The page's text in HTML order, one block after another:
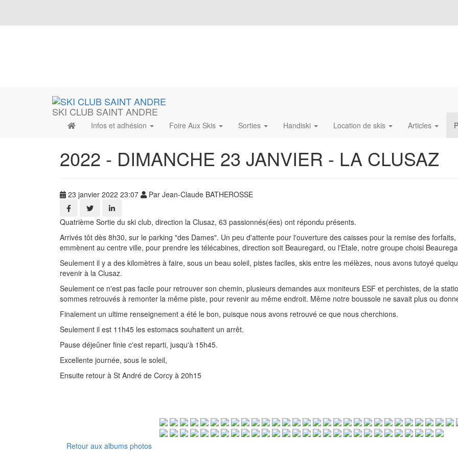
SKI CLUB SAINT ANDRE
Infos et adhésion Foire Aux Skis Sorties Handiski Location de skis Articles
2022 - DIMANCHE 23 JANVIER - LA CLUSAZ
23 janvier 2022 23:07 Par Jean-Claude BATHEROSSE
Quatrième Sortie du ski club, direction la Clusaz, 63 passionnés(ées) ont répondu présents.
Arrivés tôt dès 8h30, sur le parking "des Dames". Un peu d'attente pour l'ouverture des caisses pour la remise des
emmènent au centre ville, pour prendre les télécabines, direction soit Beauregard, ou l'Etale, notre groupe choisi
Seulement il y a des kilomètres à faire, sous un beau soleil, pistes faciles, skis entre les mélèzes, nous avons tutoyé
revenir à la Clusaz.
Seulement ce n'est pas facile pour retrouver son chemin, plusieurs demandes aux moniteurs ESF et perchistes, de la
sommes retrouvés à remonter la même piste, pour revenir au même endroit. Même notre boussole ne savait plus ou
Finalement un ultime renseignement a été le bon, puisque nous avons retrouvé ce que nous cherchions.
Seulement il est 11h45 les estomacs souhaitent un arrêt.
Pause déjeûner finie c'est reparti, jusqu'à 15h45.
Excellente journée, sous le soleil,
Ensuite retour à St André de Corcy à 20h15
Retour aux albums photos